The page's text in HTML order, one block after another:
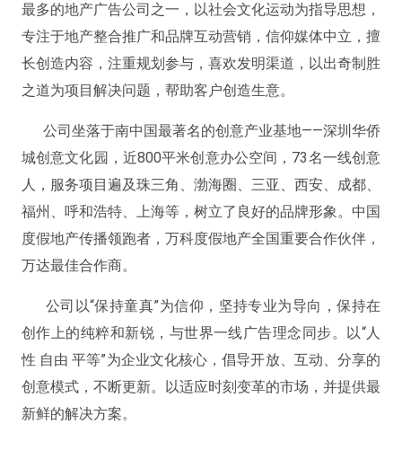
最多的地产广告公司之一，以社会文化运动为指导思想，
专注于地产整合推广和品牌互动营销，信仰媒体中立，擅
长创造内容，注重规划参与，喜欢发明渠道，以出奇制胜
之道为项目解决问题，帮助客户创造生意。
公司坐落于南中国最著名的创意产业基地——深圳华侨
城创意文化园，近800平米创意办公空间，73名一线创意
人，服务项目遍及珠三角、渤海圈、三亚、西安、成都、
福州、呼和浩特、上海等，树立了良好的品牌形象。中国
度假地产传播领跑者，万科度假地产全国重要合作伙伴，
万达最佳合作商。
公司以“保持童真”为信仰，坚持专业为导向，保持在
创作上的纯粹和新锐，与世界一线广告理念同步。以“人
性 自由 平等”为企业文化核心，倡导开放、互动、分享的
创意模式，不断更新。以适应时刻变革的市场，并提供最
新鲜的解决方案。